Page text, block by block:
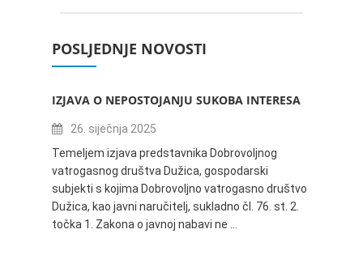
POSLJEDNJE NOVOSTI
IZJAVA O NEPOSTOJANJU SUKOBA INTERESA
26. siječnja 2025
Temeljem izjava predstavnika Dobrovoljnog
vatrogasnog društva Dužica, gospodarski
subjekti s kojima Dobrovoljno vatrogasno društvo
Dužica, kao javni naručitelj, sukladno čl. 76. st. 2.
točka 1. Zakona o javnoj nabavi ne …